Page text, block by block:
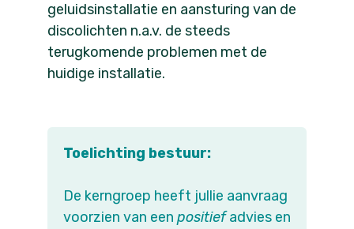
geluidsinstallatie en aansturing van de
discolichten n.a.v. de steeds
terugkomende problemen met de
huidige installatie.
Toelichting bestuur:
De kerngroep heeft jullie aanvraag
voorzien van een positiefadvies en